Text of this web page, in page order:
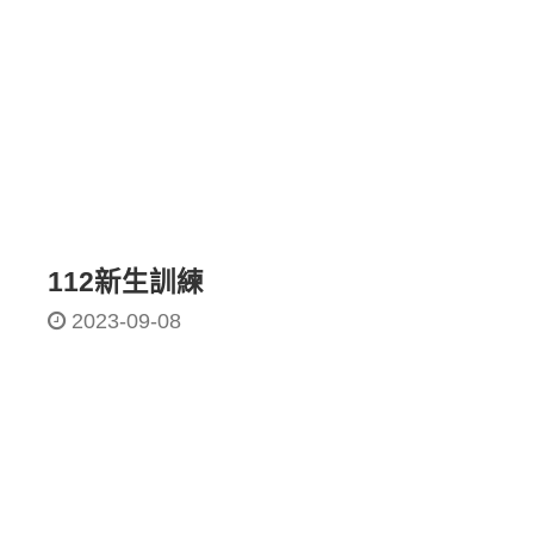
112新生訓練
2023-09-08